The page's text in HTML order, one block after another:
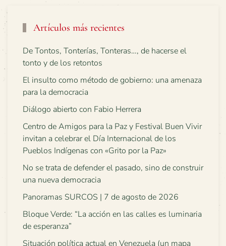
Artículos más recientes
De Tontos, Tonterías, Tonteras…, de hacerse el
tonto y de los retontos
El insulto como método de gobierno: una amenaza
para la democracia
Diálogo abierto con Fabio Herrera
Centro de Amigos para la Paz y Festival Buen Vivir
invitan a celebrar el Día Internacional de los
Pueblos Indígenas con «Grito por la Paz»
No se trata de defender el pasado, sino de construir
una nueva democracia
Panoramas SURCOS | 7 de agosto de 2026
Bloque Verde: “La acción en las calles es luminaria
de esperanza”
Situación política actual en Venezuela (un mapa